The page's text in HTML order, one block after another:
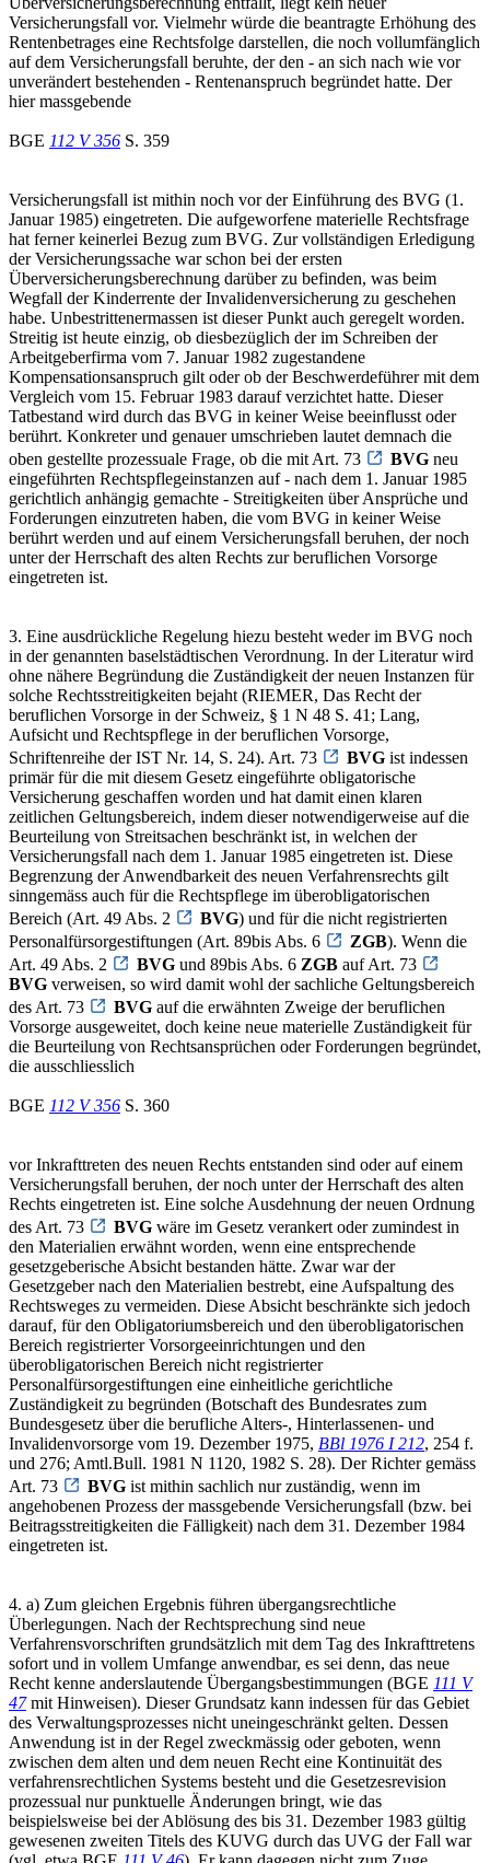
Versicherungsfall vor. Vielmehr würde die beantragte Erhöhung des
Rentenbetrages eine Rechtsfolge darstellen, die noch vollumfänglich
auf dem Versicherungsfall beruhte, der den - an sich nach wie vor
unverändert bestehenden - Rentenanspruch begründet hatte. Der
hier massgebende
BGE 112 V 356 S. 359
Versicherungsfall ist mithin noch vor der Einführung des BVG (1.
Januar 1985) eingetreten. Die aufgeworfene materielle Rechtsfrage
hat ferner keinerlei Bezug zum BVG. Zur vollständigen Erledigung
der Versicherungssache war schon bei der ersten
Überversicherungsberechnung darüber zu befinden, was beim
Wegfall der Kinderrente der Invalidenversicherung zu geschehen
habe. Unbestrittenermassen ist dieser Punkt auch geregelt worden.
Streitig ist heute einzig, ob diesbezüglich der im Schreiben der
Arbeitgeberfirma vom 7. Januar 1982 zugestandene
Kompensationsanspruch gilt oder ob der Beschwerdeführer mit dem
Vergleich vom 15. Februar 1983 darauf verzichtet hatte. Dieser
Tatbestand wird durch das BVG in keiner Weise beeinflusst oder
berührt. Konkreter und genauer umschrieben lautet demnach die
oben gestellte prozessuale Frage, ob die mit Art. 73
BVG neu
eingeführten Rechtspflegeinstanzen auf - nach dem 1. Januar 1985
gerichtlich anhängig gemachte - Streitigkeiten über Ansprüche und
Forderungen einzutreten haben, die vom BVG in keiner Weise
berührt werden und auf einem Versicherungsfall beruhen, der noch
unter der Herrschaft des alten Rechts zur beruflichen Vorsorge
eingetreten ist.
3. Eine ausdrückliche Regelung hiezu besteht weder im BVG noch
in der genannten baselstädtischen Verordnung. In der Literatur wird
ohne nähere Begründung die Zuständigkeit der neuen Instanzen für
solche Rechtsstreitigkeiten bejaht (RIEMER, Das Recht der
beruflichen Vorsorge in der Schweiz, § 1 N 48 S. 41; Lang,
Aufsicht und Rechtspflege in der beruflichen Vorsorge,
Schriftenreihe der IST Nr. 14, S. 24). Art. 73
BVG ist indessen
primär für die mit diesem Gesetz eingeführte obligatorische
Versicherung geschaffen worden und hat damit einen klaren
zeitlichen Geltungsbereich, indem dieser notwendigerweise auf die
Beurteilung von Streitsachen beschränkt ist, in welchen der
Versicherungsfall nach dem 1. Januar 1985 eingetreten ist. Diese
Begrenzung der Anwendbarkeit des neuen Verfahrensrechts gilt
sinngemäss auch für die Rechtspflege im überobligatorischen
Bereich (Art. 49 Abs. 2
BVG) und für die nicht registrierten
Personalfürsorgestiftungen (Art. 89bis Abs. 6
ZGB). Wenn die
Art. 49 Abs. 2
BVG und 89bis Abs. 6 ZGB auf Art. 73
BVG verweisen, so wird damit wohl der sachliche Geltungsbereich
des Art. 73
BVG auf die erwähnten Zweige der beruflichen
Vorsorge ausgeweitet, doch keine neue materielle Zuständigkeit für
die Beurteilung von Rechtsansprüchen oder Forderungen begründet,
die ausschliesslich
BGE 112 V 356 S. 360
vor Inkrafttreten des neuen Rechts entstanden sind oder auf einem
Versicherungsfall beruhen, der noch unter der Herrschaft des alten
Rechts eingetreten ist. Eine solche Ausdehnung der neuen Ordnung
des Art. 73
BVG wäre im Gesetz verankert oder zumindest in
den Materialien erwähnt worden, wenn eine entsprechende
gesetzgeberische Absicht bestanden hätte. Zwar war der
Gesetzgeber nach den Materialien bestrebt, eine Aufspaltung des
Rechtsweges zu vermeiden. Diese Absicht beschränkte sich jedoch
darauf, für den Obligatoriumsbereich und den überobligatorischen
Bereich registrierter Vorsorgeeinrichtungen und den
überobligatorischen Bereich nicht registrierter
Personalfürsorgestiftungen eine einheitliche gerichtliche
Zuständigkeit zu begründen (Botschaft des Bundesrates zum
Bundesgesetz über die berufliche Alters-, Hinterlassenen- und
Invalidenvorsorge vom 19. Dezember 1975, BBl 1976 I 212, 254 f.
und 276; Amtl.Bull. 1981 N 1120, 1982 S. 28). Der Richter gemäss
Art. 73
BVG ist mithin sachlich nur zuständig, wenn im
angehobenen Prozess der massgebende Versicherungsfall (bzw. bei
Beitragsstreitigkeiten die Fälligkeit) nach dem 31. Dezember 1984
eingetreten ist.
4. a) Zum gleichen Ergebnis führen übergangsrechtliche
Überlegungen. Nach der Rechtsprechung sind neue
Verfahrensvorschriften grundsätzlich mit dem Tag des Inkrafttretens
sofort und in vollem Umfange anwendbar, es sei denn, das neue
Recht kenne anderslautende Übergangsbestimmungen (BGE 111 V
47mit Hinweisen). Dieser Grundsatz kann indessen für das Gebiet
des Verwaltungsprozesses nicht uneingeschränkt gelten. Dessen
Anwendung ist in der Regel zweckmässig oder geboten, wenn
zwischen dem alten und dem neuen Recht eine Kontinuität des
verfahrensrechtlichen Systems besteht und die Gesetzesrevision
prozessual nur punktuelle Änderungen bringt, wie das
beispielsweise bei der Ablösung des bis 31. Dezember 1983 gültig
gewesenen zweiten Titels des KUVG durch das UVG der Fall war